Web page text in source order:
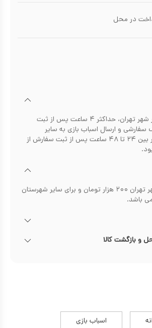
در محل
ارسال اسباب بازی در شهر تهران، حداکثر ۴ ساعت پس از ثبت
و ارسال اسباب بازی به سایر
شهرستان ها، حداکثر بین ۲۴ تا ۴۸ ساعت پس از ثبت سفارش از
هزینه ارسال برای شهر تهران ۲۰۰ هزار تومان و برای سایر شهرستان
و بازگشت کالا
اسباب بازی